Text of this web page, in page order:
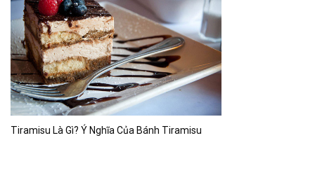
Tiramisu Là Gì? Ý Nghĩa Của Bánh Tiramisu